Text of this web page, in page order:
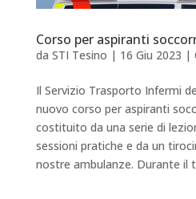
Corso per aspiranti
da STI Tesino | 16 Giu 2023 |
Il Servizio Trasporto Infermi
nuovo corso per aspiranti
costituito da una serie di
sessioni pratiche e da un
nostre ambulanze. Durante il